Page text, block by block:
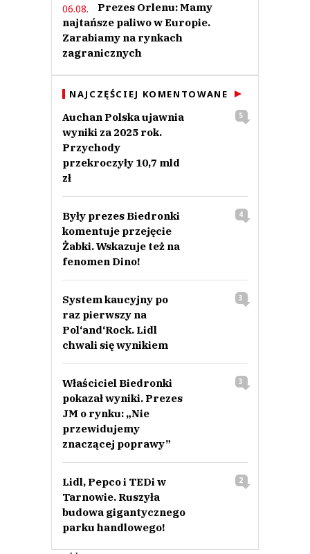
06.08.
Prezes Orlenu: Mamy
najtańsze paliwo w Europie.
Zarabiamy na rynkach
zagranicznych
NAJCZĘŚCIEJ KOMENTOWANE
Auchan Polska ujawnia
wyniki za 2025 rok.
Przychody
przekroczyły 10,7 mld
zł
5
Były prezes Biedronki
komentuje przejęcie
Żabki. Wskazuje też na
fenomen Dino!
4
System kaucyjny po
raz pierwszy na
Pol‘and‘Rock. Lidl
chwali się wynikiem
3
Właściciel Biedronki
pokazał wyniki. Prezes
JM o rynku: „Nie
przewidujemy
znaczącej poprawy”
3
Lidl, Pepco i TEDi w
Tarnowie. Ruszyła
budowa gigantycznego
parku handlowego!
2